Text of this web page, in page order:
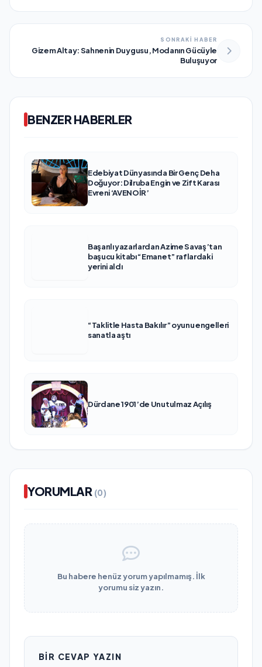
SONRAKİ HABER
Gizem Altay: Sahnenin Duygusu, Modanın Gücüyle
Buluşuyor
BENZER HABERLER
Edebiyat Dünyasında Bir Genç Deha
Doğuyor: Dilruba Engin ve Zift Karası
Evreni ‘AVENOİR’
Başarılı yazarlardan Azime Savaş’tan
başucu kitabı “Emanet” raflardaki
yerini aldı
“Taklitle Hasta Bakılır” oyunu engelleri
sanatla aştı
Dürdane 1901’de Unutulmaz Açılış
YORUMLAR (0)
Bu habere henüz yorum yapılmamış. İlk
yorumu siz yazın.
BIR CEVAP YAZIN